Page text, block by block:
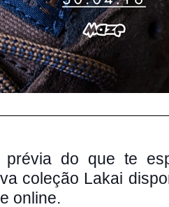
do que te
coleção Lakai
online.